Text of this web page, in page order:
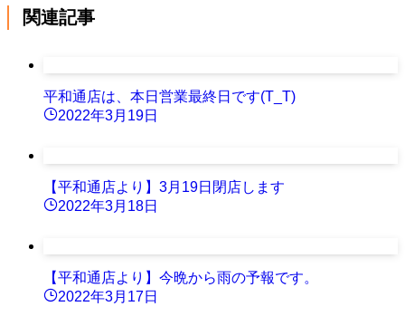
関連記事
平和通店は、本日営業最終日です(T_T)
2022年3月19日
【平和通店より】3月19日閉店します
2022年3月18日
【平和通店より】今晩から雨の予報です。
2022年3月17日